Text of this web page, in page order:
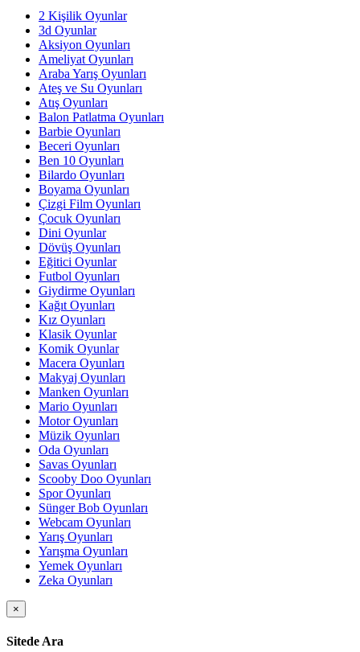
2 Kişilik Oyunlar
3d Oyunlar
Aksiyon Oyunları
Ameliyat Oyunları
Araba Yarış Oyunları
Ateş ve Su Oyunları
Atış Oyunları
Balon Patlatma Oyunları
Barbie Oyunları
Beceri Oyunları
Ben 10 Oyunları
Bilardo Oyunları
Boyama Oyunları
Çizgi Film Oyunları
Çocuk Oyunları
Dini Oyunlar
Dövüş Oyunları
Eğitici Oyunlar
Futbol Oyunları
Giydirme Oyunları
Kağıt Oyunları
Kız Oyunları
Klasik Oyunlar
Komik Oyunlar
Macera Oyunları
Makyaj Oyunları
Manken Oyunları
Mario Oyunları
Motor Oyunları
Müzik Oyunları
Oda Oyunları
Savas Oyunları
Scooby Doo Oyunları
Spor Oyunları
Sünger Bob Oyunları
Webcam Oyunları
Yarış Oyunları
Yarışma Oyunları
Yemek Oyunları
Zeka Oyunları
×
Sitede Ara